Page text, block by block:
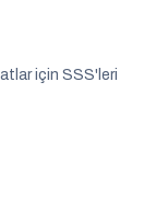
için SSS'leri